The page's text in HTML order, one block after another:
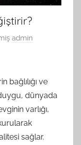
admin
bağlılığı ve
dünyada
varlığı,
sağlar.